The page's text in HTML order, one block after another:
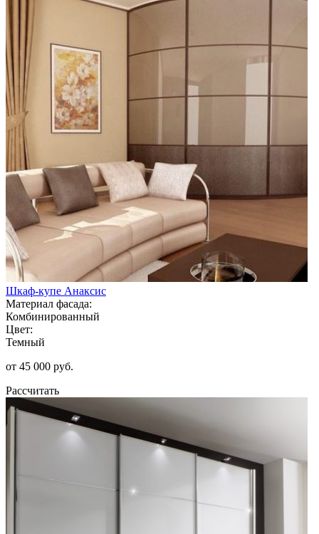
Шкаф-купе Анаксис
Материал фасада:
Комбинированный
Цвет:
Темный
от 45 000 руб.
Рассчитать